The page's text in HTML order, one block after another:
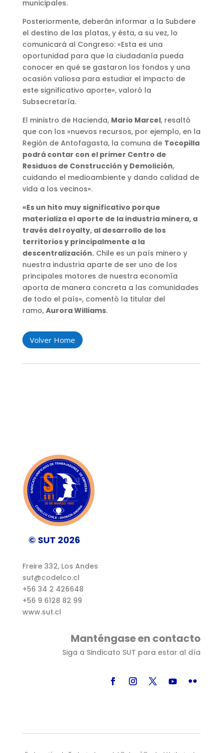
municipales.
Posteriormente, deberán informar a la Subdere
el destino de las platas, y ésta, a su vez, lo
comunicará al Congreso: «Esta es una
oportunidad para que la ciudadanía pueda
conocer en qué se gastaron los fondos y una
ocasión valiosa para estudiar el impacto de
este significativo aporte», valoró la
Subsecretaría.
El ministro de Hacienda, Mario Marcel, resaltó
que con los «nuevos recursos, por ejemplo, en la
Región de Antofagasta, la comuna de Tocopilla
podrá contar con el primer Centro de
Residuos de Construcción y Demolición,
cuidando el medioambiente y dando calidad de
vida a los vecinos».
«Es un hito muy significativo porque
materializa el aporte de la industria minera, a
través del royalty, al desarrollo de los
territorios y principalmente a la
descentralización.Chile es un país minero y
nuestra industria aparte de ser uno de los
principales motores de nuestra economía
aporta de manera concreta a las comunidades
de todo el país», comentó la titular del
ramo, Aurora Williams.
Volver Home
© SUT 2026
Freire 332, Los Andes
sut@codelco.cl
+56 34 2 426648
+56 9 6128 82 99
www.sut.cl
Manténgase en contacto
Siga a Sindicato SUT para estar al día